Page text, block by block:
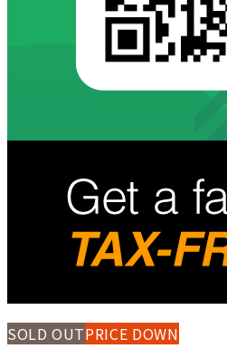
SOLD OUTPRICE DOWN